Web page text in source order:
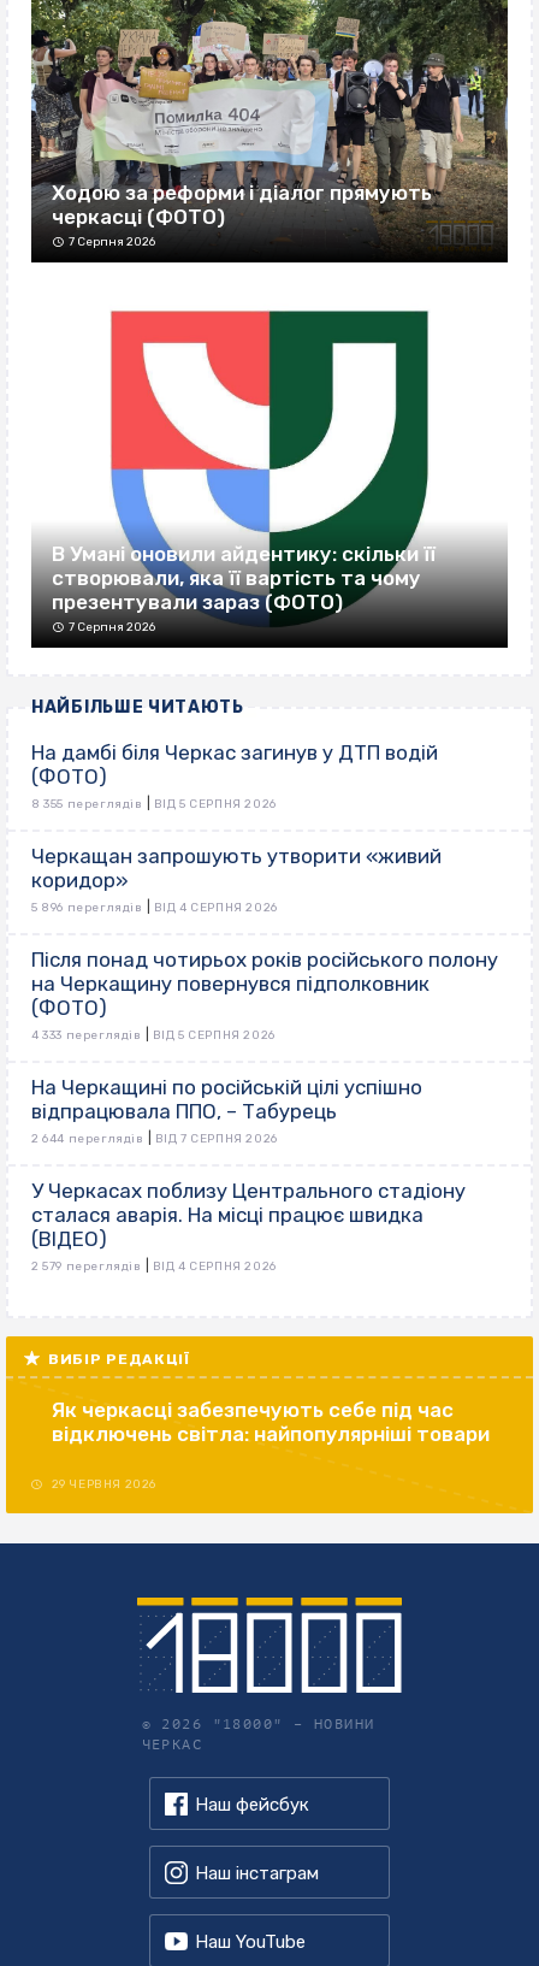
Ходою за реформи і діалог прямують
черкасці (ФОТО)
7 Серпня 2026
В Умані оновили айдентику: скільки її
створювали, яка її вартість та чому
презентували зараз (ФОТО)
7 Серпня 2026
НАЙБІЛЬШЕ ЧИТАЮТЬ
На дамбі біля Черкас загинув у ДТП водій
(ФОТО)
8 355 переглядів ВІД 5 СЕРПНЯ 2026
Черкащан запрошують утворити «живий
коридор»
5 896 переглядів ВІД 4 СЕРПНЯ 2026
Після понад чотирьох років російського полону
на Черкащину повернувся підполковник
(ФОТО)
4 333 переглядів ВІД 5 СЕРПНЯ 2026
На Черкащині по російській цілі успішно
відпрацювала ППО, – Табурець
2 644 переглядів ВІД 7 СЕРПНЯ 2026
У Черкасах поблизу Центрального стадіону
сталася аварія. На місці працює швидка
(ВІДЕО)
2 579 переглядів ВІД 4 СЕРПНЯ 2026
ВИБІР РЕДАКЦІЇ
Як черкасці забезпечують себе під час
відключень світла: найпопулярніші товари
29 ЧЕРВНЯ 2026
© 2026 "18000" – НОВИНИ
ЧЕРКАС
Наш фейсбук
Наш інстаграм
Наш YouTube